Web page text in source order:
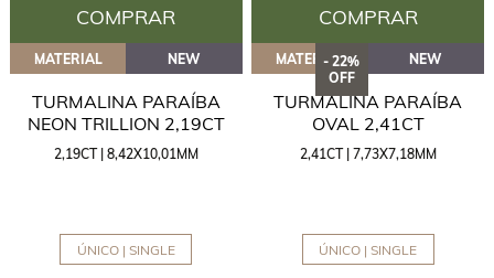
COMPRAR COMPRAR
MATERIAL NEW
TURMALINA PARAÍBA
NEON TRILLION 2,19CT
2,19CT | 8,42X10,01MM
ÚNICO | SINGLE
- 22%
OFF
MATERIAL NEW
TURMALINA PARAÍBA
OVAL 2,41CT
2,41CT | 7,73X7,18MM
ÚNICO | SINGLE